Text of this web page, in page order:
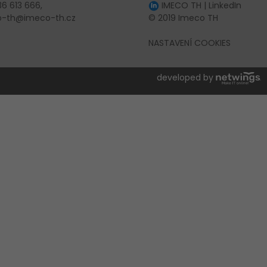
613 666,
th@imeco-th.cz
IMECO TH | LinkedIn
© 2019 Imeco TH
NASTAVENÍ COOKIES
developed by